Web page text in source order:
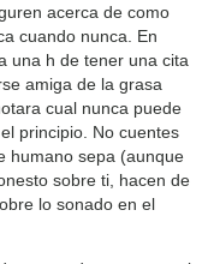
acerca de como
cuando nunca. En
una h de tener una cita
amiga de la grasa
cual nunca puede
principio. No cuentes
humano sepa (aunque
sobre ti, hacen de
lo sonado en el